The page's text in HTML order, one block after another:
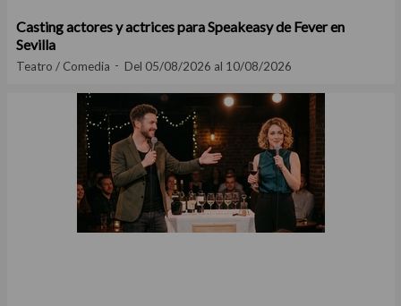
Casting actores y actrices para Speakeasy de Fever en
Sevilla
Teatro / Comedia Del 05/08/2026 al 10/08/2026